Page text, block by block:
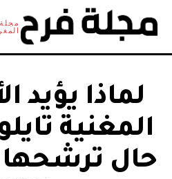
لماذا يؤيد
المغنية
حال ترشحها